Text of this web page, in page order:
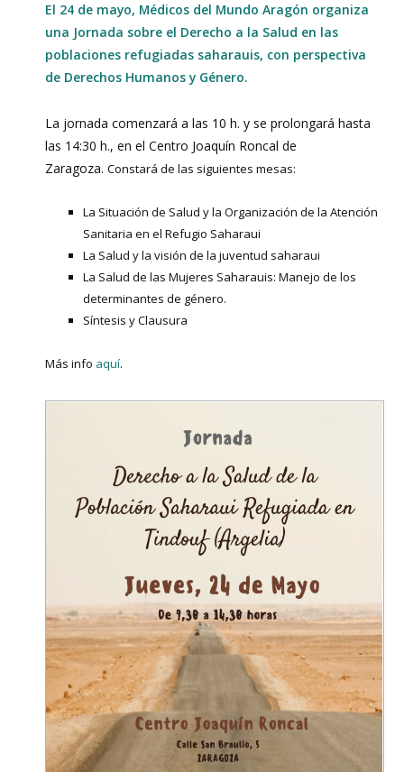
El 24 de mayo, Médicos del Mundo Aragón organiza
una Jornada sobre el Derecho a la Salud en las
poblaciones refugiadas saharauis, con perspectiva
de Derechos Humanos y Género.
La jornada comenzará a las 10 h. y se prolongará hasta
las 14:30 h., en el Centro Joaquín Roncal de
Zaragoza. Constará de las siguientes mesas:
La Situación de Salud y la Organización de la Atención
Sanitaria en el Refugio Saharaui
La Salud y la visión de la juventud saharaui
La Salud de las Mujeres Saharauis: Manejo de los
determinantes de género.
Síntesis y Clausura
Más info aquí.